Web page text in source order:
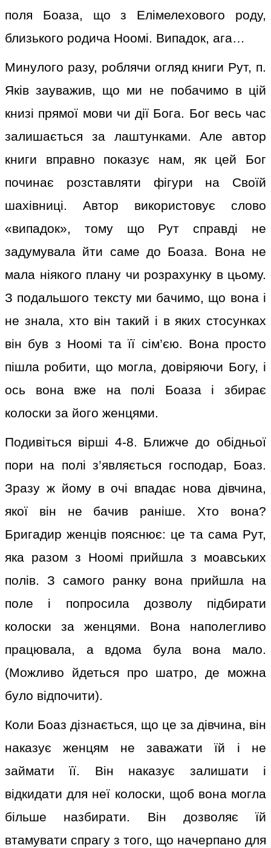
поля Боаза, що з Елімелехового роду,
близького родича Ноомі. Випадок, ага…
Минулого разу, роблячи огляд книги Рут, п.
Яків зауважив, що ми не побачимо в цій
книзі прямої мови чи дії Бога. Бог весь час
залишається за лаштунками. Але автор
книги вправно показує нам, як цей Бог
починає розставляти фігури на Своїй
шахівниці. Автор використовує слово
«випадок», тому що Рут справді не
задумувала йти саме до Боаза. Вона не
мала ніякого плану чи розрахунку в цьому.
З подальшого тексту ми бачимо, що вона і
не знала, хто він такий і в яких стосунках
він був з Ноомі та її сім’єю. Вона просто
пішла робити, що могла, довіряючи Богу, і
ось вона вже на полі Боаза і збирає
колоски за його женцями.
Подивіться вірші 4-8. Ближче до обідньої
пори на полі з’являється господар, Боаз.
Зразу ж йому в очі впадає нова дівчина,
якої він не бачив раніше. Хто вона?
Бригадир женців пояснює: це та сама Рут,
яка разом з Ноомі прийшла з моавських
полів. З самого ранку вона прийшла на
поле і попросила дозволу підбирати
колоски за женцями. Вона наполегливо
працювала, а вдома була вона мало.
(Можливо йдеться про шатро, де можна
було відпочити).
Коли Боаз дізнається, що це за дівчина, він
наказує женцям не заважати їй і не
займати її. Він наказує залишати і
відкидати для неї колоски, щоб вона могла
більше назбирати. Він дозволяє їй
втамувати спрагу з того, що начерпано для